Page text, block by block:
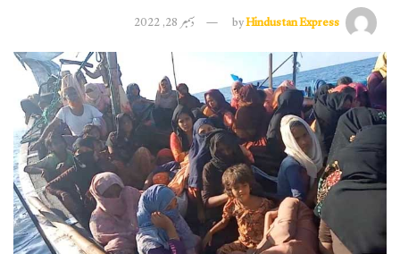
byHindustan Express دسمبر 28, 2022